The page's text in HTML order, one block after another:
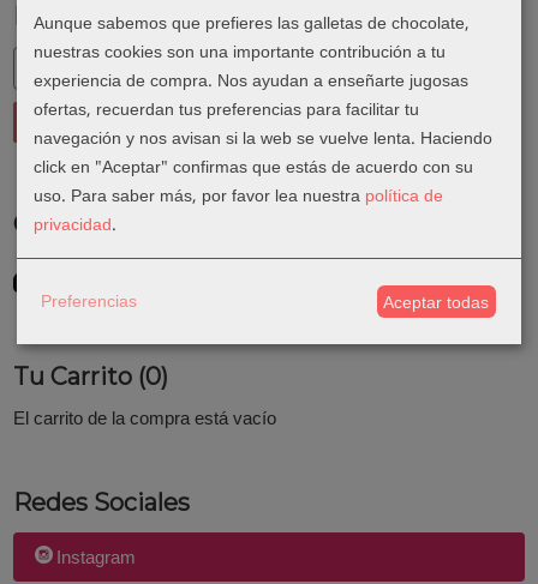
Marcas
Costes de Envío
GRATIS *
Consultar Destinos
Tu Carrito (0)
El carrito de la compra está vacío
Redes Sociales
Instagram
Aunque sabemos que prefieres las galletas de chocolate,
nuestras cookies son una importante contribución a tu
experiencia de compra. Nos ayudan a enseñarte jugosas
ofertas, recuerdan tus preferencias para facilitar tu
navegación y nos avisan si la web se vuelve lenta. Haciendo
click en "Aceptar" confirmas que estás de acuerdo con su
uso. Para saber más, por favor lea nuestra política de
privacidad.
Preferencias Aceptar todas